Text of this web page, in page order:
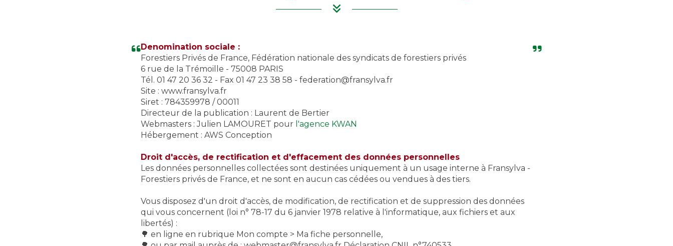
Denomination sociale :
Forestiers Privés de France, Fédération nationale des syndicats de forestiers privés
6 rue de la Trémoille - 75008 PARIS
Tél. 01 47 20 36 32 - Fax 01 47 23 38 58 - federation@fransylva.fr
Site : www.fransylva.fr
Siret : 784359978 / 00011
Directeur de la publication : Laurent de Bertier
Webmasters : Julien LAMOURET pour l'agence KWAN
Hébergement : AWS Conception
Droit d'accès, de rectification et d'effacement des données personnelles
Les données personnelles collectées sont destinées uniquement à un usage interne à Fransylva -
Forestiers privés de France, et ne sont en aucun cas cédées ou vendues à des tiers.
Vous disposez d'un droit d'accès, de modification, de rectification et de suppression des données
qui vous concernent (loi n° 78-17 du 6 janvier 1978 relative à l'informatique, aux fichiers et aux
libertés) :
🌳 en ligne en rubrique Mon compte > Ma fiche personnelle,